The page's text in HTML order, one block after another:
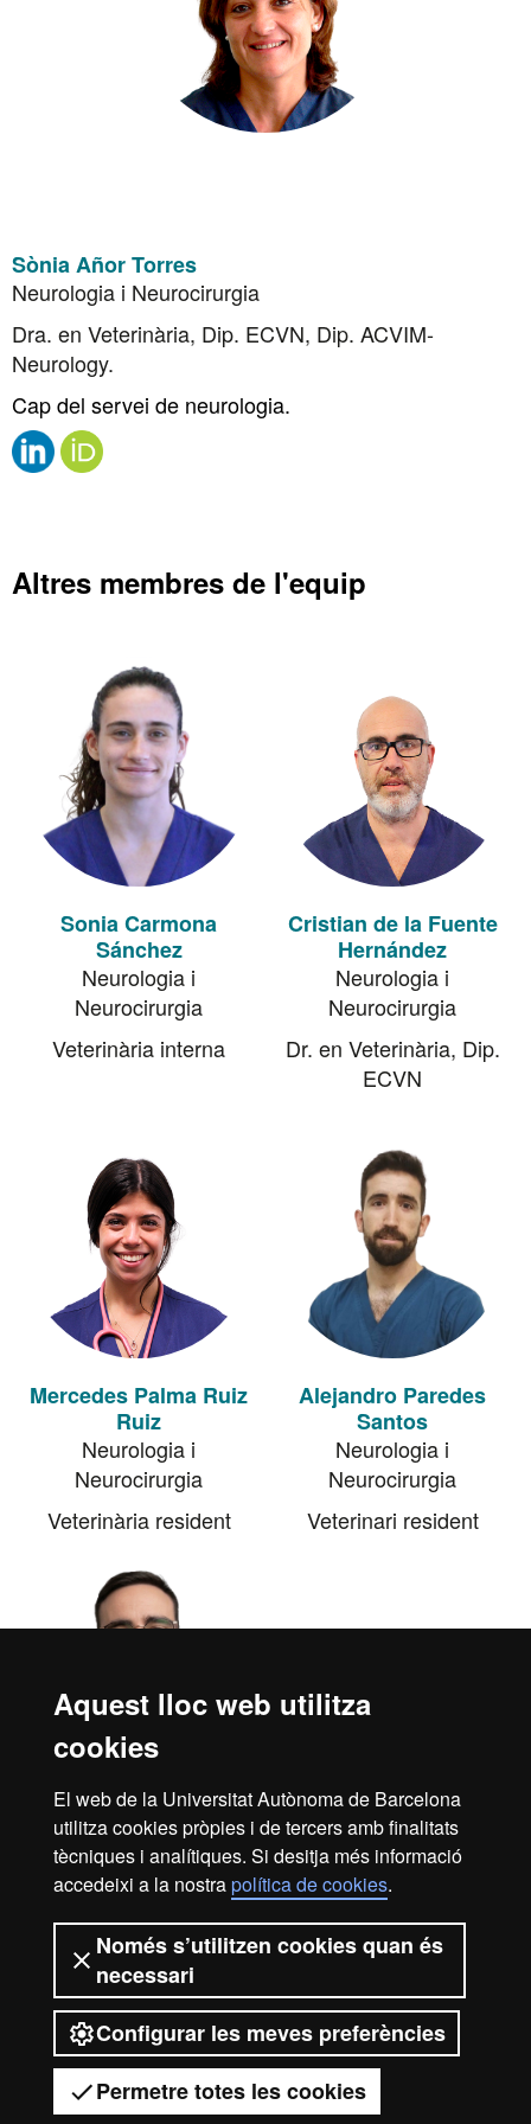
Aquest lloc web utilitza
cookies
El web de la Universitat Autònoma de Barcelona
utilitza cookies pròpies i de tercers amb finalitats
tècniques i analítiques. Si desitja més informació
accedeixi a la nostrapolítica de cookies.
Només s’utilitzen cookies quan és
necessari
Configurar les meves preferències
Permetre totes les cookies
Sònia Añor Torres
Neurologia i Neurocirurgia
Dra. en Veterinària, Dip. ECVN, Dip. ACVIM-
Neurology.
Cap del servei de neurologia.
Altres membres de l'equip
Sonia Carmona
Sánchez
Neurologia i
Neurocirurgia
Veterinària interna
Cristian de la Fuente
Hernández
Neurologia i
Neurocirurgia
Dr. en Veterinària, Dip.
ECVN
Mercedes Palma Ruiz
Ruiz
Neurologia i
Neurocirurgia
Veterinària resident
Alejandro Paredes
Santos
Neurologia i
Neurocirurgia
Veterinari resident
Pablo Moreno Serrano
Neurologia i
Neurocirurgia
Veterinari intern
© 2026 Universitat Autònoma de Barcelona
Política de
Protecció de Avís